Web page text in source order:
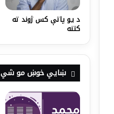
د یو پاتې کس ژوند ته
کتنه
ښايي خوښ مو شي